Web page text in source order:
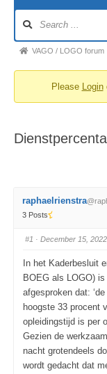
Navigation
Forum
You
here:
VAGO / LOGO forum
Please Login
raphaelrienstra
3 Posts
#1 · December 15,
In het Kaderbesluit
BOEG als LOGO) is
afgesproken dat:
hoogste 33 procent
opleidingstijd is per
Gezien de
nacht grotendeels
wordt gedacht dat